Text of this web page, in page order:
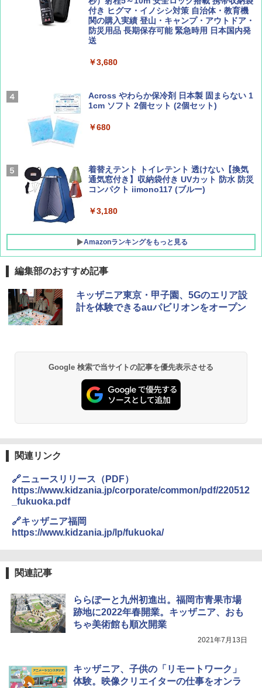
Coyote No.89 特集 星野道夫 夢見る旅
AIRLINE（エアライン）2026年9月号【特
A26 地球の歩き方 チェコ ポーランド スロヴ
ァキア 2026～2027 地球の歩き方A ヨーロッ
新しい日本地理 地図・統計・移動から読み
テント ワンタッチ RENEW 幅200 2-3人用 43
500002(88859)
￥5,999
ーティング フルクローズ メッシュ 3-4人用
簡単設置 ポップアップテント エクルベージ
[キャンパーズコレクション 山善] 傘みたいに
広げるだけ パッとサッとテント キューブワ
イドプラス ブラックコーティング フルクロ
テント PATCW-200B エクルベージュ
￥15,990
付き ヒグマ・イノシシ対策 自治体・教育機
関の購入実績 登山・キャンプ・アウトドア・
防災用品 長期保存可能 緊急時用 日本国内発
送
￥3,680
Across やわらか保冷剤 日本製 固まらない 1
1cm ソフト 2個セット (2個セット)
￥680
着替えテント トイレテント 透けない【換気
通気窓付き】収納袋付き UVカット 防水 防災
コンパクト iimono117 (ブルー)
￥3,180
Amazonランキングをもっと見る
編集部のおすすめ記事
キッザニア東京・甲子園、5Gのエリア設
計を体験できるauパビリオンをオープン
Google 検索で当サイトの記事を優先表示させる
関連リンク
🔗ニュースリリース（PDF）
https://www.kidzania.jp/corporate/common/pdf/220512
_fukuoka.pdf
🔗キッザニア福岡
https://www.kidzania.jp/lp/fukuoka/
関連記事
ららぽーと九州初進出。福岡市青果市場
跡地に2022年春開業。キッザニア、おも
ちゃ美術館も順次開業
2021年7月13日
キッザニア、子供の「リモートワーク」
体験。映像クリエイターの仕事をオンラ